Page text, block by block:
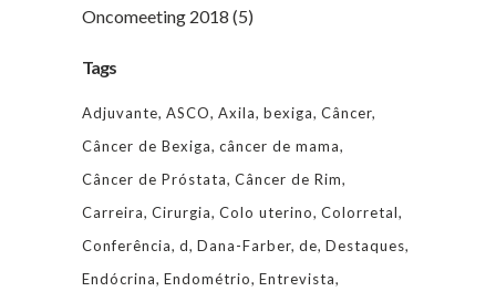
Oncomeeting 2018 (5)
Tags
Adjuvante ASCO Axila bexiga Câncer
Câncer de Bexiga câncer de mama
Câncer de Próstata Câncer de Rim
Carreira Cirurgia Colo uterino Colorretal
Conferência d Dana-Farber de Destaques
Endócrina Endométrio Entrevista